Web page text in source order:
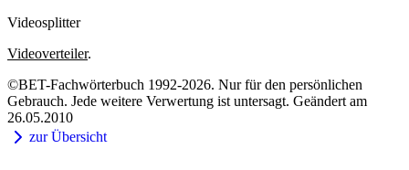
Videosplitter
Videoverteiler.
©BET-Fachwörterbuch 1992-2026. Nur für den persönlichen
Gebrauch. Jede weitere Verwertung ist untersagt. Geändert am
26.05.2010
zur Übersicht